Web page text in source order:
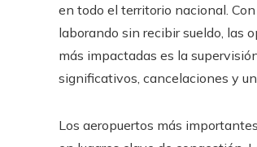
en todo el territorio nacional.
laborando sin recibir sueldo, las
más impactadas es la
significativos, cancelaciones y
Los aeropuertos más